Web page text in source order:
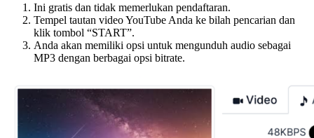
Ini gratis dan tidak memerlukan pendaftaran.
Tempel tautan video YouTube Anda ke bilah pencarian dan
klik tombol “START”.
Anda akan memiliki opsi untuk mengunduh audio sebagai
MP3 dengan berbagai opsi bitrate.